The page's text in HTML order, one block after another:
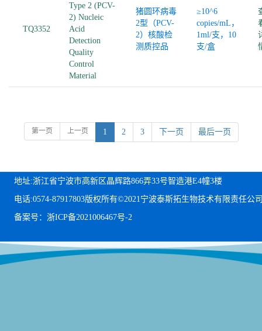
TQ3352
Type 2 (PCV-
2) Nucleic
Acid
Detection
Quality
Control
Material
猪圆环病毒
2型（PCV-
2）核酸检
测质控品
≥10^6
copies/mL，
1ml/支，10
支/盒
第一页 上一页 1 2 3 下一页 最后一页
地址:浙江省宁波市高新区晶辉路866弄33号智造港E4幢3楼
电话:0574-87917803版权所有©2021宁波泰斯拓生物技术有限责任公
备案号：浙ICP备2021006467号-2